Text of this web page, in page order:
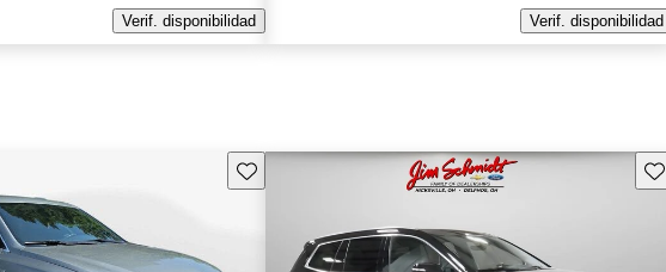
Verif. disponibilidad
Verif. disponibilidad
Guarda este Aviso